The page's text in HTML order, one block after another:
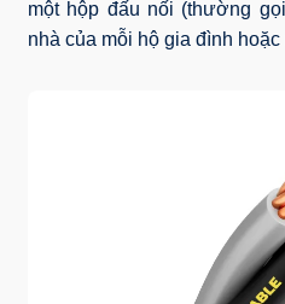
một hộp đấu nối (thường
nhà của mỗi hộ gia đình